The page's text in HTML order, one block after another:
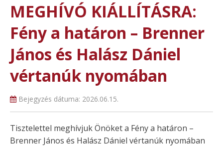
MEGHÍVÓ KIÁLLÍTÁSRA:
Fény a határon – Brenner
János és Halász Dániel
vértanúk nyomában
Bejegyzés dátuma: 2026.06.15.
Tisztelettel meghívjuk Önöket a Fény a határon –
Brenner János és Halász Dániel vértanúk nyomában